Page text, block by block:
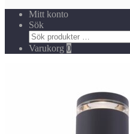
Mitt konto
Sök
Sök
efter:
Varukorg 0